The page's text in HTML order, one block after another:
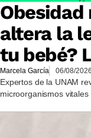
Obesidad
altera la
tu bebé?
Marcela García 06/08/2026
Expertos de la UNAM
microorganismos